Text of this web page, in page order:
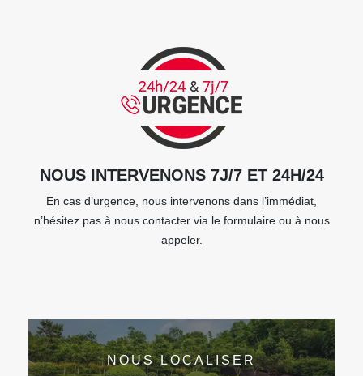
NOUS INTERVENONS 7J/7 ET 24H/24
En cas d’urgence, nous intervenons dans l’immédiat,
n’hésitez pas à nous contacter via le formulaire ou à nous
appeler.
NOUS LOCALISER